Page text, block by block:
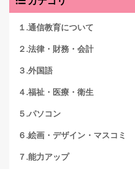
１.通信教育について
２.法律・財務・会計
３.外国語
４.福祉・医療・衛生
５.パソコン
６.絵画・デザイン・マスコミ
７.能力アップ